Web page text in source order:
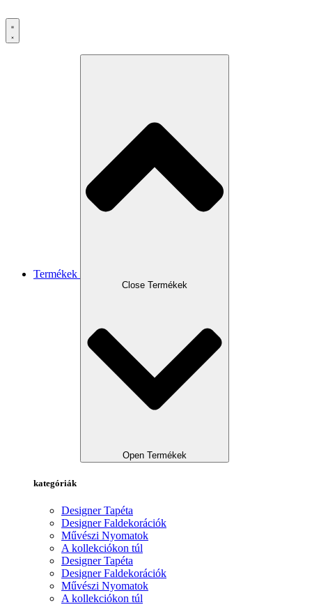
a
tartalomhoz
Termékek
Close Termékek
Open Termékek
kategóriák
Designer Tapéta
Designer Faldekorációk
Művészi Nyomatok
A kollekciókon túl
Designer Tapéta
Designer Faldekorációk
Művészi Nyomatok
A kollekciókon túl